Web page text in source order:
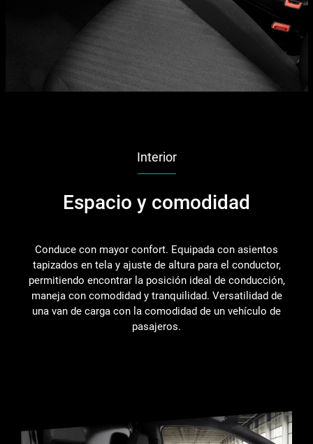
Interior
Espacio y comodidad
Conduce con mayor confort. Equipada con asientos
tapizados en tela y ajuste de altura para el conductor,
permitiendo encontrar la posición ideal de conducción,
maneja con comodidad y tranquilidad. Versatilidad de
una van de carga con la comodidad de un vehículo de
pasajeros.